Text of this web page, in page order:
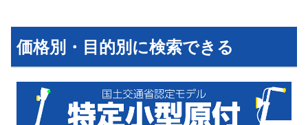
価格別・目的別に検索できる